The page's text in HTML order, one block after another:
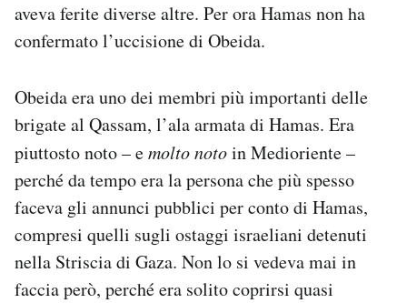
Regala il Post
Esci
aveva ferite diverse altre. Per ora Hamas non ha
confermato l’uccisione di Obeida.
Obeida era uno dei membri più importanti delle
brigate al Qassam, l’ala armata di Hamas. Era
piuttosto noto – emolto notoin Medioriente –
perché da tempo era la persona che più spesso
faceva gli annunci pubblici per conto di Hamas,
compresi quelli sugli ostaggi israeliani detenuti
nella Striscia di Gaza. Non lo si vedeva mai in
faccia però, perché era solito coprirsi quasi